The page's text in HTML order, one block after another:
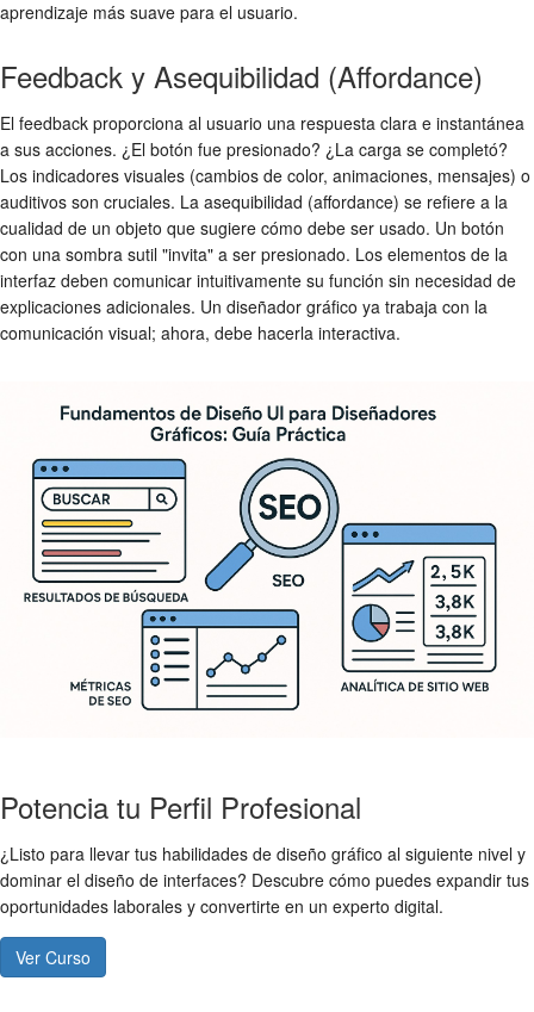
aprendizaje más suave para el usuario.
Feedback y Asequibilidad (Affordance)
El feedback proporciona al usuario una respuesta clara e instantánea
a sus acciones. ¿El botón fue presionado? ¿La carga se completó?
Los indicadores visuales (cambios de color, animaciones, mensajes) o
auditivos son cruciales. La asequibilidad (affordance) se refiere a la
cualidad de un objeto que sugiere cómo debe ser usado. Un botón
con una sombra sutil "invita" a ser presionado. Los elementos de la
interfaz deben comunicar intuitivamente su función sin necesidad de
explicaciones adicionales. Un diseñador gráfico ya trabaja con la
comunicación visual; ahora, debe hacerla interactiva.
Potencia tu Perfil Profesional
¿Listo para llevar tus habilidades de diseño gráfico al siguiente nivel y
dominar el diseño de interfaces? Descubre cómo puedes expandir tus
oportunidades laborales y convertirte en un experto digital.
Ver Curso